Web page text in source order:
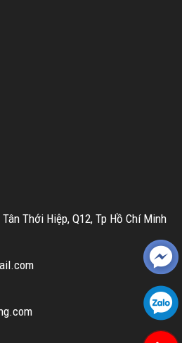
Thới Hiệp, Q12, Tp Hồ Chí Minh